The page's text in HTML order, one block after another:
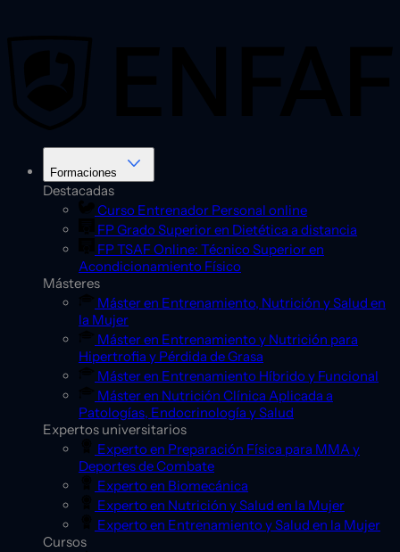
Formaciones
Destacadas
Curso Entrenador Personal online
FP Grado Superior en Dietética a distancia
FP TSAF Online: Técnico Superior en
Acondicionamiento Físico
Másteres
Máster en Entrenamiento, Nutrición y Salud en
la Mujer
Máster en Entrenamiento y Nutrición para
Hipertrofia y Pérdida de Grasa
Máster en Entrenamiento Híbrido y Funcional
Máster en Nutrición Clínica Aplicada a
Patologías, Endocrinología y Salud
Expertos universitarios
Experto en Preparación Física para MMA y
Deportes de Combate
Experto en Biomecánica
Experto en Nutrición y Salud en la Mujer
Experto en Entrenamiento y Salud en la Mujer
Cursos